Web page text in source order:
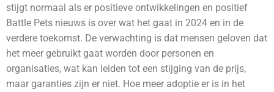
stijgt normaal als er positieve ontwikkelingen en positief
Battle Pets nieuws is over wat het gaat in 2024 en in de
verdere toekomst. De verwachting is dat mensen geloven dat
het meer gebruikt gaat worden door personen en
organisaties, wat kan leiden tot een stijging van de prijs,
maar garanties zijn er niet. Hoe meer adoptie er is in het